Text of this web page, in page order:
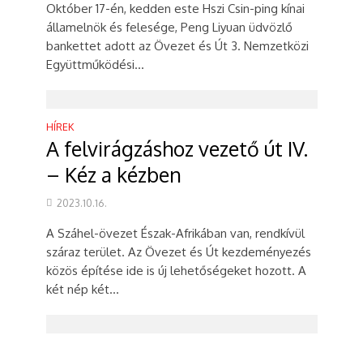
Október 17-én, kedden este Hszi Csin-ping kínai
államelnök és felesége, Peng Liyuan üdvözlő
bankettet adott az Övezet és Út 3. Nemzetközi
Együttműködési...
HÍREK
A felvirágzáshoz vezető út IV.
– Kéz a kézben
2023.10.16.
A Száhel-övezet Észak-Afrikában van, rendkívül
száraz terület. Az Övezet és Út kezdeményezés
közös építése ide is új lehetőségeket hozott. A
két nép két...